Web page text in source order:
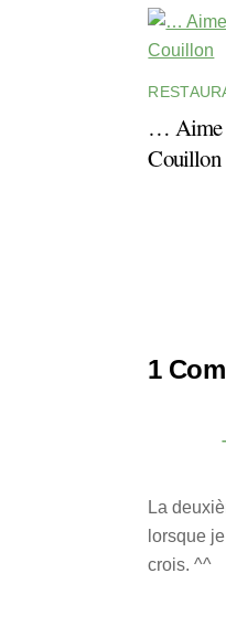
… Aime
Couillon
1
La
lorsque
crois. ^^